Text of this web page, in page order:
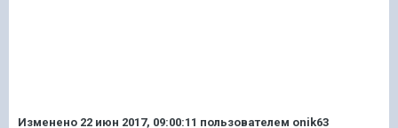
Изменено 22 июн 2017, 09:00:11 пользователем onik63